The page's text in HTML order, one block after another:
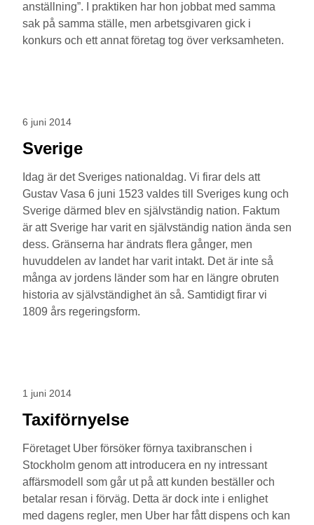
anställning”. I praktiken har hon jobbat med samma
sak på samma ställe, men arbetsgivaren gick i
konkurs och ett annat företag tog över verksamheten.
6 juni 2014
Sverige
Idag är det Sveriges nationaldag. Vi firar dels att
Gustav Vasa 6 juni 1523 valdes till Sveriges kung och
Sverige därmed blev en självständig nation. Faktum
är att Sverige har varit en självständig nation ända sen
dess. Gränserna har ändrats flera gånger, men
huvuddelen av landet har varit intakt. Det är inte så
många av jordens länder som har en längre obruten
historia av självständighet än så. Samtidigt firar vi
1809 års regeringsform.
1 juni 2014
Taxiförnyelse
Företaget Uber försöker förnya taxibranschen i
Stockholm genom att introducera en ny intressant
affärsmodell som går ut på att kunden beställer och
betalar resan i förväg. Detta är dock inte i enlighet
med dagens regler, men Uber har fått dispens och kan